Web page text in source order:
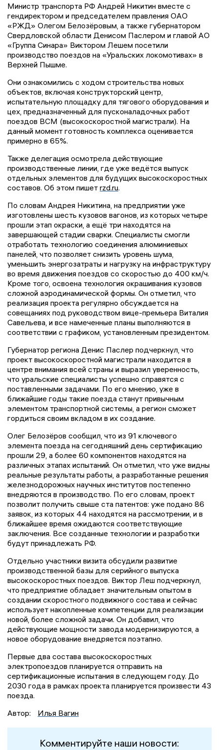
Министр транспорта РФ Андрей Никитин вместе с
гендиректором и председателем правления ОАО
«РЖД» Олегом Белозёровым, а также губернатором
Свердловской области Денисом Паслером и главой АО
«Группа Синара» Виктором Лешем посетили
производство поездов на «Уральских локомотивах» в
Верхней Пышме.
Они ознакомились с ходом строительства новых
объектов, включая конструкторский центр,
испытательную площадку для тягового оборудования и
цех, предназначенный для пусконаладочных работ
поездов ВСМ (высокоскоростной магистрали). На
данный момент готовность комплекса оценивается
примерно в 65%.
Также делегация осмотрела действующие
производственные линии, где уже ведётся выпуск
отдельных элементов для будущих высокоскоростных
составов. Об этом пишет rzd.ru.
По словам Андрея Никитина, на предприятии уже
изготовлены шесть кузовов вагонов, из которых четыре
прошли этап окраски, а ещё три находятся на
завершающей стадии сварки. Специалисты смогли
отработать технологию соединения алюминиевых
панелей, что позволяет снизить уровень шума,
уменьшить энергозатраты и нагрузку на инфраструктуру
во время движения поездов со скоростью до 400 км/ч.
Кроме того, освоена технология окрашивания кузовов
сложной аэродинамической формы. Он отметил, что
реализация проекта регулярно обсуждается на
совещаниях под руководством вице-премьера Виталия
Савельева, и все намеченные планы выполняются в
соответствии с графиком, установленным президентом.
Губернатор региона Денис Паслер подчеркнул, что
проект высокоскоростной магистрали находится в
центре внимания всей страны и выразил уверенность,
что уральские специалисты успешно справятся с
поставленными задачами. По его мнению, уже в
ближайшие годы такие поезда станут привычным
элементом транспортной системы, а регион сможет
гордиться своим вкладом в их создание.
Олег Белозёров сообщил, что из 91 ключевого
элемента поезда на сегодняшний день сертификацию
прошли 29, а более 60 компонентов находятся на
различных этапах испытаний. Он отметил, что уже видны
реальные результаты работы, а разработанные решения
железнодорожных научных институтов постепенно
внедряются в производство. По его словам, проект
позволит получить свыше ста патентов: уже подано 86
заявок, из которых 44 находятся на рассмотрении, и в
ближайшее время ожидаются соответствующие
заключения. Все созданные технологии и разработки
будут принадлежать РФ.
Отдельно участники визита обсудили развитие
производственной базы для серийного выпуска
высокоскоростных поездов. Виктор Леш подчеркнул,
что предприятие обладает значительным опытом в
создании скоростного подвижного состава и сейчас
использует накопленные компетенции для реализации
новой, более сложной задачи. Он добавил, что
действующие мощности завода модернизируются, а
новое оборудование внедряется поэтапно.
Первые два состава высокоскоростных
электропоездов планируется отправить на
сертификационные испытания в следующем году. До
2030 года в рамках проекта планируется произвести 43
поезда.
Автор:
Илья Вагин
Комментируйте наши новости: